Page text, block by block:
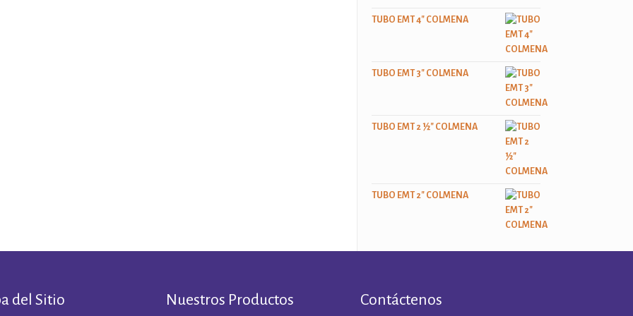
TUBO EMT 4" COLMENA
TUBO EMT 3" COLMENA
TUBO EMT 2 ½" COLMENA
TUBO EMT 2" COLMENA
del Sitio Nuestros Productos Contáctenos